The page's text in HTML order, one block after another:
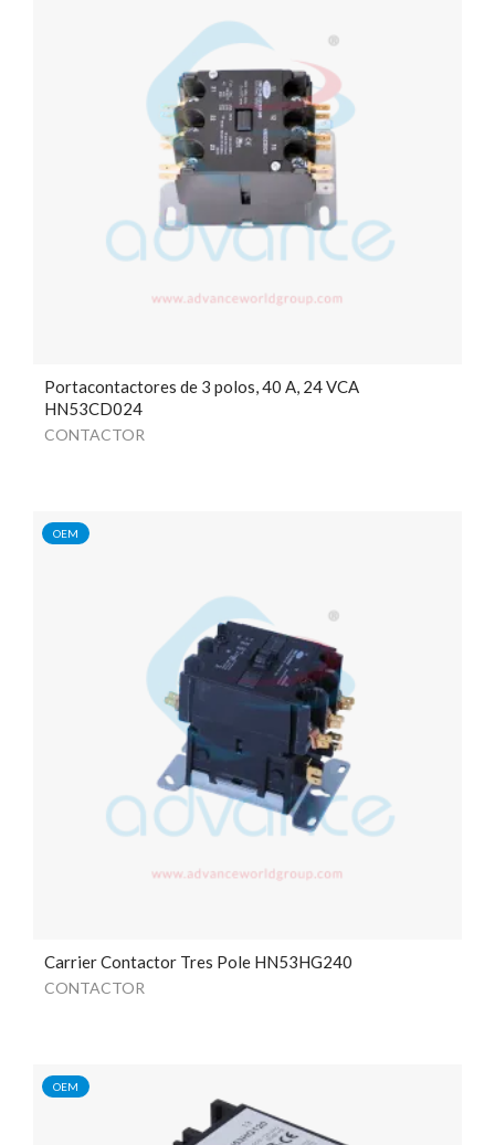
Portacontactores de 3 polos, 40 A, 24 VCA
HN53CD024
CONTACTOR
OEM
Carrier Contactor Tres Pole HN53HG240
CONTACTOR
OEM